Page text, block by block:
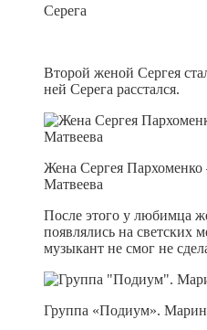
Серега
Второй женой Сергея
ней Серега расстался.
Жена Сергея
Матвеева
После этого у любимца
появлялись на светских
музыкант не смог не
Группа «Подиум».